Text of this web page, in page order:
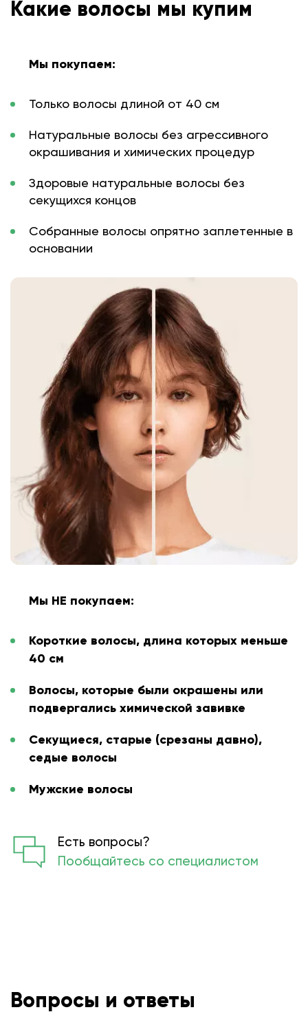
Какие волосы мы купим
Мы покупаем:
Только волосы длиной от 40 см
Натуральные волосы без агрессивного
окрашивания и химических процедур
Здоровые натуральные волосы без
секущихся концов
Собранные волосы опрятно заплетенные в
основании
Мы НЕ покупаем:
Короткие волосы, длина которых меньше
40 см
Волосы, которые были окрашены или
подвергались химической завивке
Секущиеся, старые (срезаны давно),
седые волосы
Мужские волосы
Есть вопросы?
Пообщайтесь со специалистом
Вопросы и ответы